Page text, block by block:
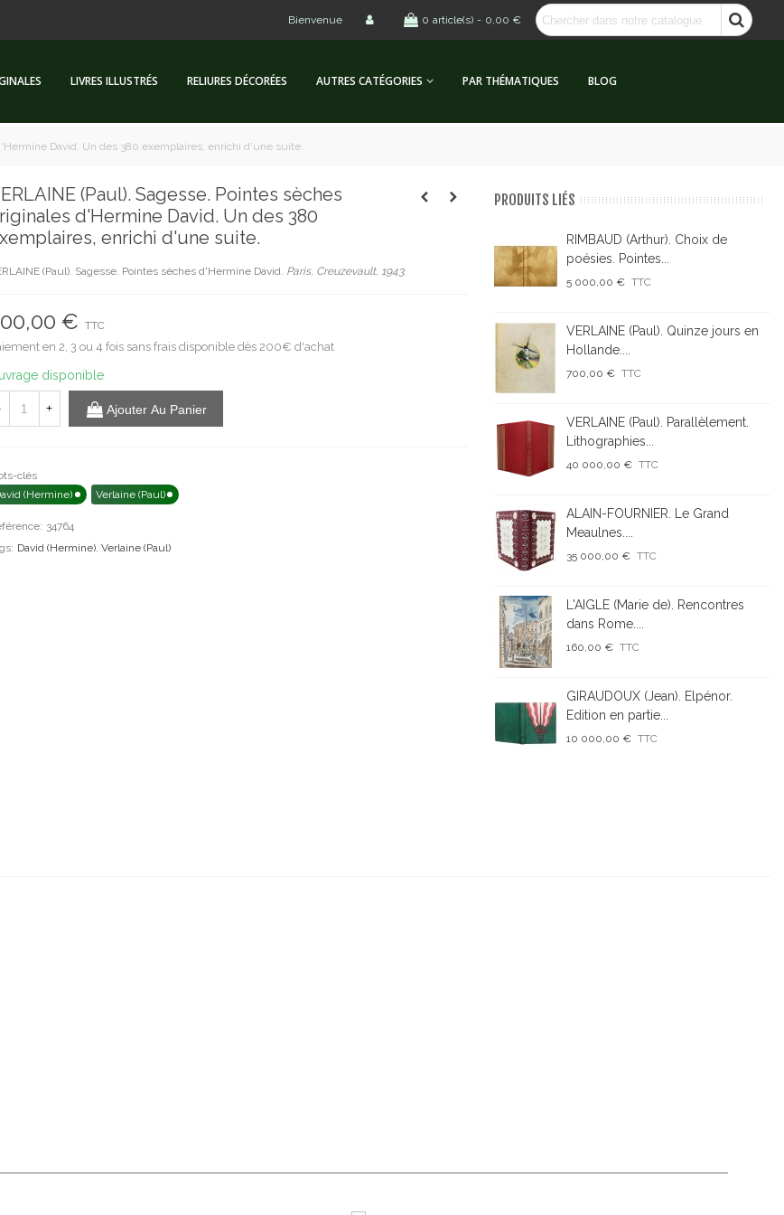
Bienvenue 0 article(s) - 0,00 €
LIVRES ILLUSTRÉS RELIURES DÉCORÉES AUTRES CATÉGORIES PAR THÉMATIQUES BLOG
David. Un des 380 exemplaires, enrichi d'une suite.
(Paul). Sagesse. Pointes sèches
d'Hermine David. Un des 380
enrichi d'une suite.
(Paul). Sagesse. Pointes sèches d'Hermine David. Paris, Creuzevault, 1943.
€ TTC
en 2, 3 ou 4 fois sans frais disponible dès 200€ d'achat
disponible
+ Ajouter Au Panier
clés
(Hermine)
Verlaine (Paul)
34764
David (Hermine), Verlaine (Paul)
PRODUITS LIÉS
RIMBAUD (Arthur). Choix de
poésies. Pointes...
5 000,00 € TTC
VERLAINE (Paul). Quinze jours en
Hollande....
700,00 € TTC
VERLAINE (Paul). Parallèlement.
Lithographies...
40 000,00 € TTC
ALAIN-FOURNIER. Le Grand
Meaulnes....
35 000,00 € TTC
L'AIGLE (Marie de). Rencontres
dans Rome....
160,00 € TTC
GIRAUDOUX (Jean). Elpénor.
Edition en partie...
10 000,00 € TTC